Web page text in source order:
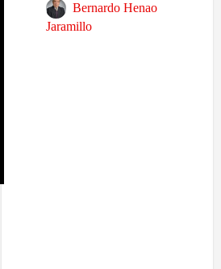
Bernardo Henao
Jaramillo